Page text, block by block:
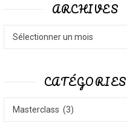
ARCHIVES
CATÉGORIES